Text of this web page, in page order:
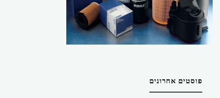
פוסטים אחרונים